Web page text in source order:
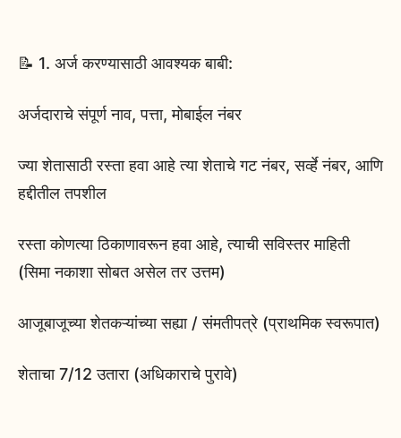
📝 1. अर्ज करण्यासाठी आवश्यक बाबी:
अर्जदाराचे संपूर्ण नाव, पत्ता, मोबाईल नंबर
ज्या शेतासाठी रस्ता हवा आहे त्या शेताचे गट नंबर, सर्व्हे नंबर, आणि
हद्दीतील तपशील
रस्ता कोणत्या ठिकाणावरून हवा आहे, त्याची सविस्तर माहिती
(सिमा नकाशा सोबत असेल तर उत्तम)
आजूबाजूच्या शेतकऱ्यांच्या सह्या / संमतीपत्रे (प्राथमिक स्वरूपात)
शेताचा 7/12 उतारा (अधिकाराचे पुरावे)